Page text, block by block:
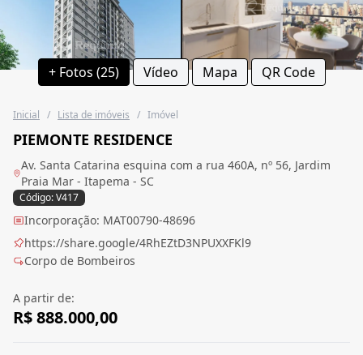
+ Fotos (25) Vídeo Mapa QR Code
Inicial / Lista de imóveis / Imóvel
PIEMONTE RESIDENCE
Av. Santa Catarina esquina com a rua 460A, nº 56, Jardim
Praia Mar - Itapema - SC
Código: V417
Incorporação: MAT00790-48696
https://share.google/4RhEZtD3NPUXXFKl9
Corpo de Bombeiros
A partir de:
R$ 888.000,00